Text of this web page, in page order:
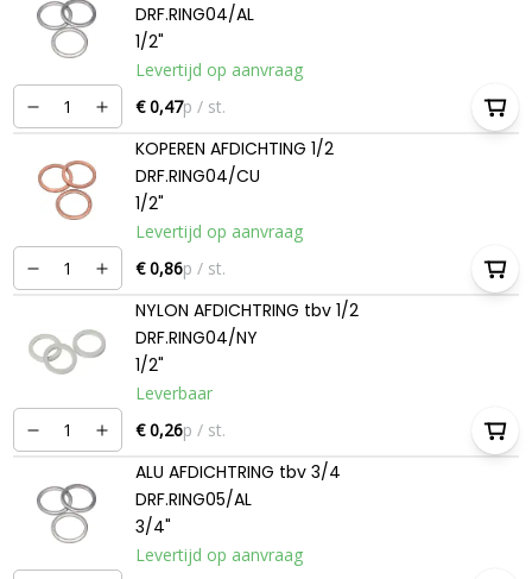
DRF.RING04/AL
1/2"
Levertijd op aanvraag
€ 0,47p / st.
KOPEREN AFDICHTING 1/2
DRF.RING04/CU
1/2"
Levertijd op aanvraag
€ 0,86p / st.
NYLON AFDICHTRING tbv 1/2
DRF.RING04/NY
1/2"
Leverbaar
€ 0,26p / st.
ALU AFDICHTRING tbv 3/4
DRF.RING05/AL
3/4"
Levertijd op aanvraag